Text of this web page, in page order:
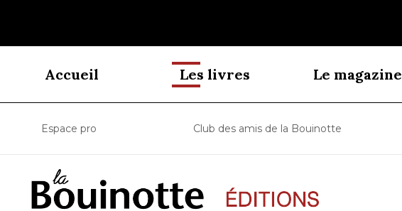
Accueil Les livres Le magazine
Espace pro Club des amis de la Bouinotte